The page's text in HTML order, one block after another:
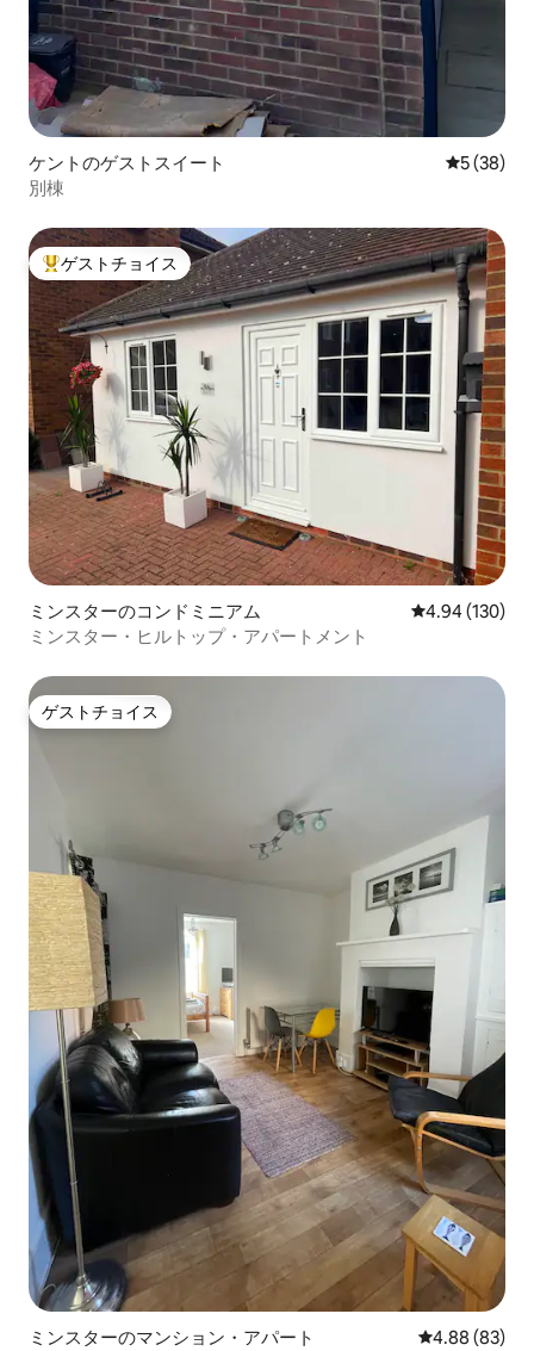
ケントのゲストスイート レビュー
5 (38)
別棟
大好評のゲストチョイスです。
ゲストチョイス
ミンスターのコンドミニアム レビュー130
4.94 (130)
ミンスター・ヒルトップ・アパートメント
ゲストチョイス
ゲストチョイス
ミンスターのマンション・アパート レビュー83
4.88 (83)